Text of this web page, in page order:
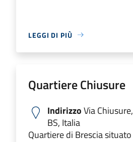
LEGGI DI PIÙ
Quartiere Chiusure
IndirizzoVia
BS, Italia
Quartiere di Brescia